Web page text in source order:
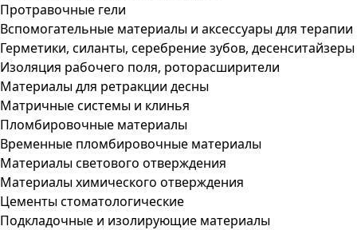
Протравочные гели
Вспомогательные материалы и аксессуары для терапии
Герметики, силанты, серебрение зубов, десенситайзеры
Изоляция рабочего поля, роторасширители
Материалы для ретракции десны
Матричные системы и клинья
Пломбировочные материалы
Временные пломбировочные материалы
Материалы светового отверждения
Материалы химического отверждения
Цементы стоматологические
Подкладочные и изолирующие материалы